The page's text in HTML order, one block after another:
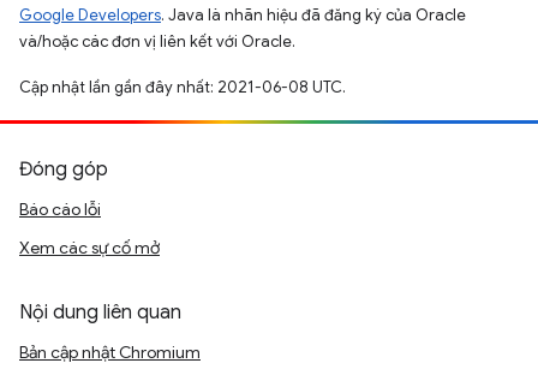
Google Developers. Java là nhãn hiệu đã đăng ký của Oracle
và/hoặc các đơn vị liên kết với Oracle.
Cập nhật lần gần đây nhất: 2021-06-08 UTC.
Đóng góp
Báo cáo lỗi
Xem các sự cố mở
Nội dung liên quan
Bản cập nhật Chromium